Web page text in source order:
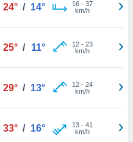
24° / 14° 16- 37
km/h
25° / 11° 12- 23
km/h
29° / 13° 12- 24
km/h
33° / 16° 13- 41
km/h